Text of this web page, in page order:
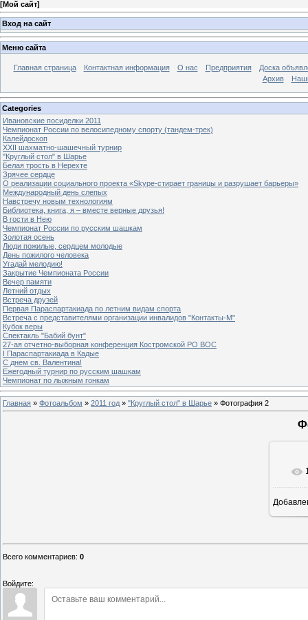
[Мой сайт]
Вход на сайт
Меню сайта
Главная страница Контактная информация О нас Предприятия
Доска
Архив
Categories
Ивановские посиделки 2011
Чемпионат России по велосипедному спорту (тандем-трек)
Калейдоскоп
XXII шахматно-шашечный турнир
"Круглый стол" в Шарье
Белая трость в Нерехте
Зрячее сердце
О реализации социального проекта «Skype-стирает границы и разрушает барьеры»
Международный день слепых
Навстречу новым технологиям
Библиотека, книга, я – вместе верные друзья!
В гости в Нею
Чемпионат России по русским шашкам
Золотая осень
Люди пожилые, сердцем молодые
День пожилого человека
Угадай мелодию!
Закрытие Чемпионата России
Вечер памяти
Летний отдых
Встреча друзей
Первая Параспартакиада по летним видам спорта
Встреча с представителями организации инвалидов "Контакты-М"
Кубок веры
Спектакль "Бабий бунт"
27-ая отчетно-выборная конференция Костромской РО ВОС
I Параспартакиада в Кадые
С днем св. Валентина!
Ежегодный турнир по русским шашкам
Чемпионат по лыжным гонкам
Главная » Фотоальбом » 2011 год » "Круглый стол" в Шарье » Фотография 2
Всего комментариев: 0
Войдите: